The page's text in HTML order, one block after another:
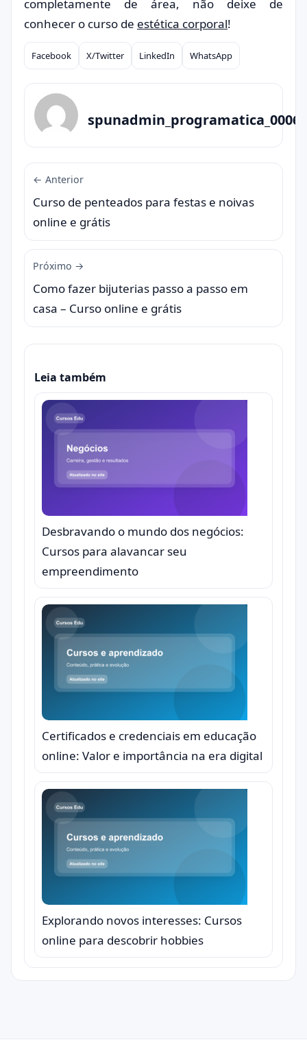
completamente de área, não deixe de
conhecer o curso de estética corporal!
Compartilhar
Facebook X/Twitter LinkedIn WhatsApp
spunadmin_programatica_0006
← Anterior
Curso de penteados para festas e noivas
online e grátis
Próximo →
Como fazer bijuterias passo a passo em
casa – Curso online e grátis
Leia também
Desbravando o mundo dos negócios:
Cursos para alavancar seu
empreendimento
Certificados e credenciais em educação
online: Valor e importância na era digital
Explorando novos interesses: Cursos
online para descobrir hobbies